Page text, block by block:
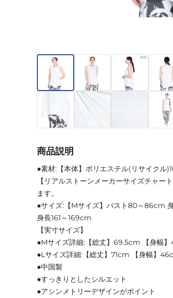
商品説明
●素材:【本体】ポリエステル(リサイクル
【リアルストーンメーカーサイズチャ
ます。
●サイズ:【Mサイズ】バスト80～86cm
身長161～169cm
【実寸サイズ】
●Mサイズ詳細:【総丈】69.5cm 【身幅
●Lサイズ詳細:【総丈】71cm 【身幅】
●中国製
●すっきりとしたシルエット
●アシンメトリーデザインがポイント